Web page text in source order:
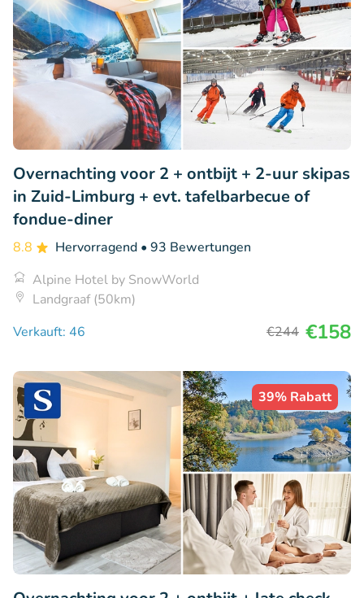
Overnachting voor 2 + ontbijt + 2-uur skipas
in Zuid-Limburg + evt. tafelbarbecue of
fondue-diner
8.8 Hervorragend • 93 Bewertungen
Alpine Hotel by SnowWorld
Landgraaf (50km)
Verkauft: 46
€244 €158
39% Rabatt